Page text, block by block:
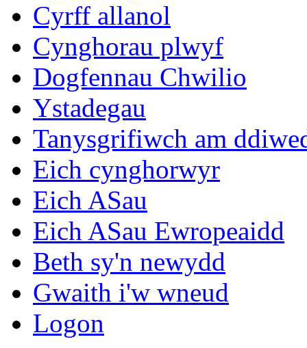
Cyrff allanol
Cynghorau plwyf
Dogfennau Chwilio
Ystadegau
Tanysgrifiwch am
Eich cynghorwyr
Eich ASau
Eich ASau Ewropeaidd
Beth sy'n newydd
Gwaith i'w wneud
Logon